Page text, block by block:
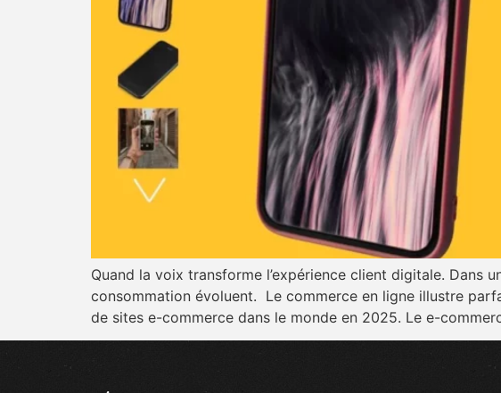
Quand la voix transforme l’expérience client digitale. Dans
consommation évoluent. Le commerce en ligne illustre
de sites e-commerce dans le monde en 2025. Le e-